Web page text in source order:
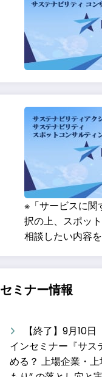
※「サービスに関
択の上、スポッ
相談したい内容
セミナー情報
【終了】9月10
インセミナー『サス
める？ 上場企業・